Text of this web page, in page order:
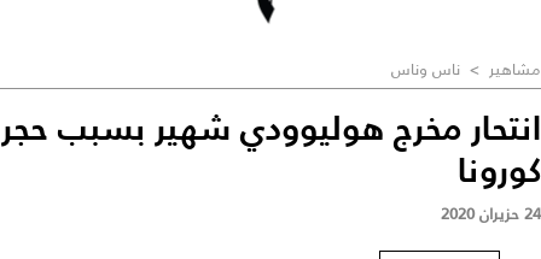
مشاهير > ناس وناس
انتحار مخرج هوليوودي شهير بسبب حجر
كورونا
24 حزيران 2020